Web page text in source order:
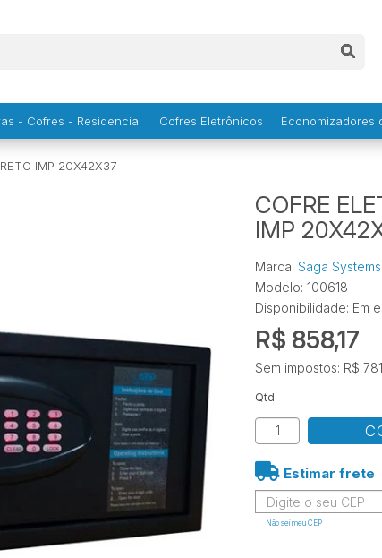
- Cofres - Residencial Cofres Eletrônicos Economizadores
IMP 20X42X37
COFRE
IMP
Marca: Saga Systems
Modelo: 100618
Disponibilidade: Em
R$ 858,17
Sem impostos: R$
Qtd
Estimar frete
Não sei meu CEP